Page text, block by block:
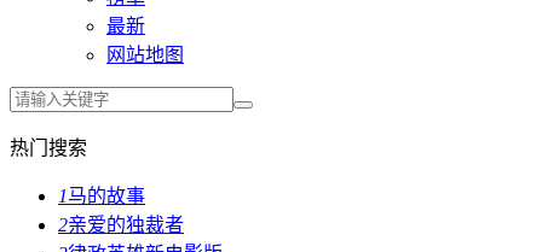
最新
网站地图
热门搜索
1马的故事
2亲爱的独裁者